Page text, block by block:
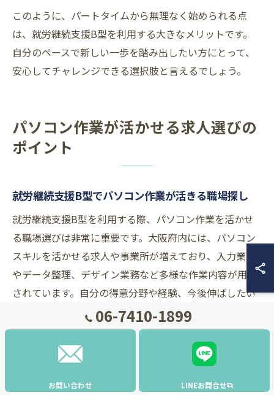
このように、パートタイムから無理なく始められる点
は、就労継続支援B型を利用する大きなメリットです。
自分のペースで新しい一歩を踏み出したい方にとって、
安心してチャレンジできる選択肢と言えるでしょう。
パソコン作業が活かせる求人選びの
ポイント
就労継続支援B型でパソコン作業が活きる職場探し
就労継続支援B型を利用する際、パソコン作業を活かせ
る職場選びは非常に重要です。大阪府内には、パソコン
スキルを活かせる求人や事業所が増えており、入力業務
やデータ整理、デザイン業務など多様な作業内容が用意
されています。自分の得意分野や経験、今後伸ばしたい
スキルに合わせて選ぶことで、やりがいと成長を同時に
得られるでしょう。
職場選びの際は、送迎対応や資格取得支援、在宅作業の
もポイントです。例えば、通所が難しい方には在宅契約
06-7410-1899
お問い合わせ LINEお問合せ